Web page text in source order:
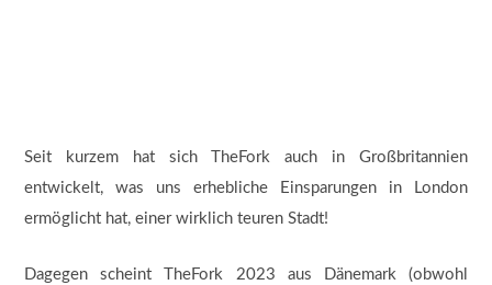
Seit kurzem hat sich TheFork auch in Großbritannien
entwickelt, was uns erhebliche Einsparungen in London
ermöglicht hat, einer wirklich teuren Stadt!
Dagegen scheint TheFork 2023 aus Dänemark (obwohl